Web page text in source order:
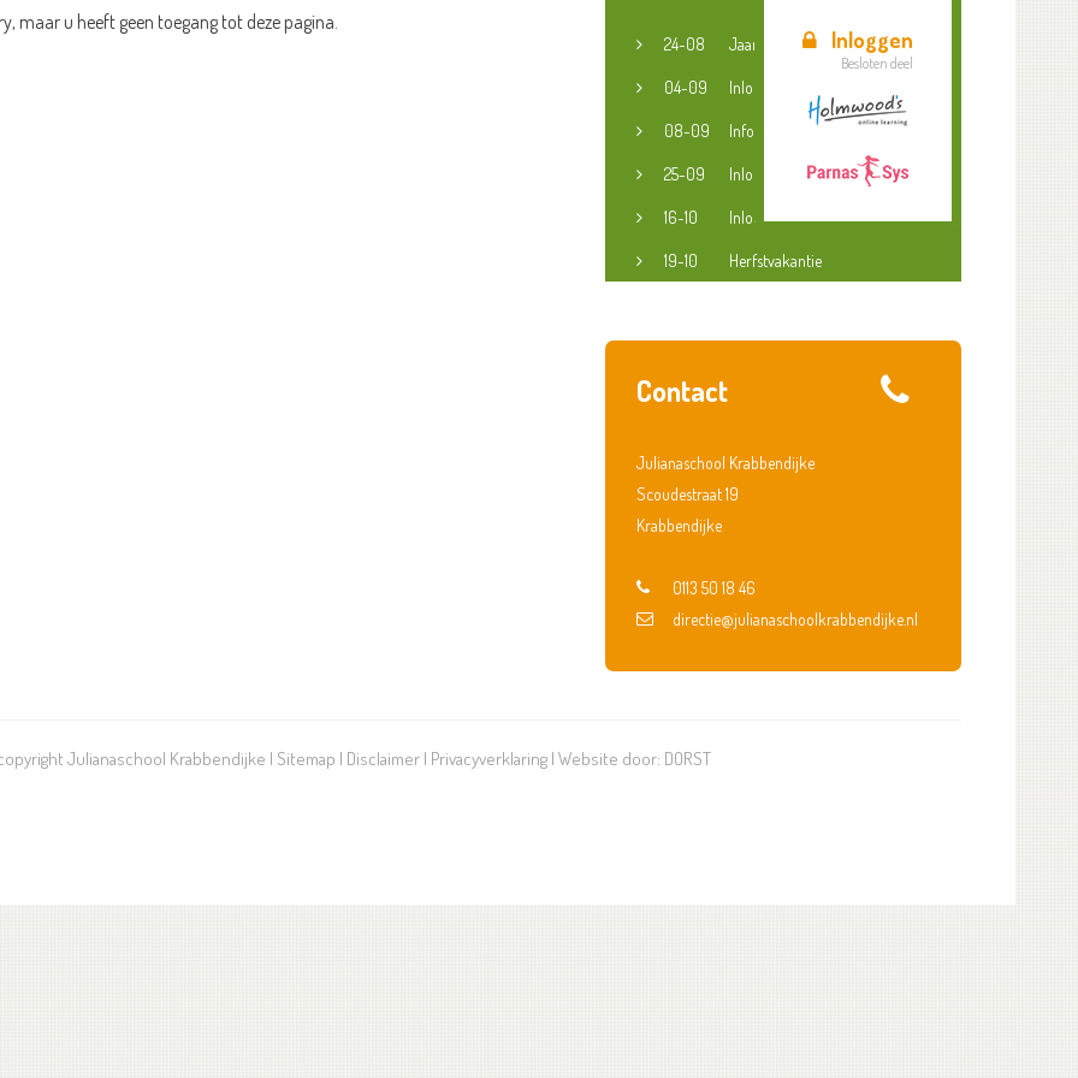
Inloggen
Besloten deel
maar u heeft geen toegang tot deze pagina.
24-08 Jaaropening
04-09 Inloopspreekuur jeugdconsulent
08-09 Informatieavond groep 3-8
25-09 Inloopspreekuur jeugdconsulent
16-10 Inloopspreekuur jeugdconsulent
19-10 Herfstvakantie
Contact
Julianaschool Krabbendijke
Scoudestraat 19
Krabbendijke
0113 50 18 46
directie@julianaschoolkrabbendijke.nl
Julianaschool Krabbendijke | Sitemap | Disclaimer | Privacyverklaring | Website door: DORST